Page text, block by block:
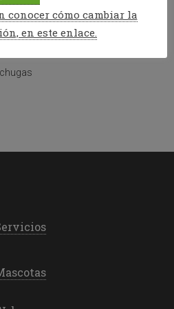
plantadas hierbas
[…]
conocer cómo cambiar la
en este enlace.